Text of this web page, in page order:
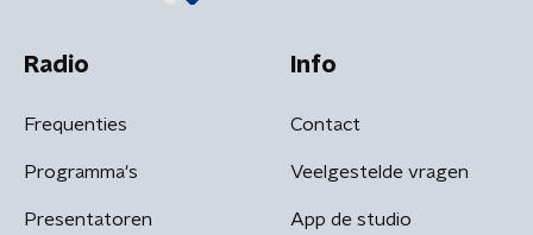
Radio
Frequenties
Programma's
Presentatoren
Info
Contact
Veelgestelde vragen
App de studio